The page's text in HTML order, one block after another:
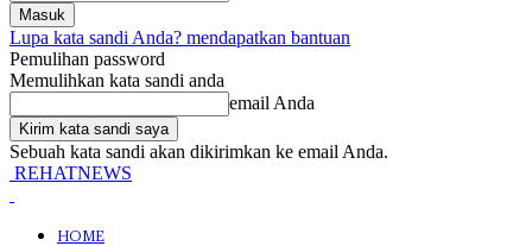
Lupa kata sandi Anda? mendapatkan bantuan
Pemulihan password
Memulihkan kata sandi anda
email Anda
Sebuah kata sandi akan dikirimkan ke email Anda.
REHATNEWS
HOME